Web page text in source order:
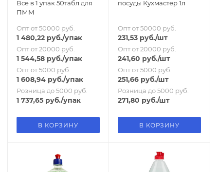
Все в 1 упак 50табл для
ПММ
Опт от 50000 руб.
1 480,22 руб./упак
Опт от 20000 руб.
1 544,58 руб./упак
Опт от 5000 руб.
1 608,94 руб./упак
Розница до 5000 руб.
1 737,65 руб./упак
В КОРЗИНУ
посуды Кухмастер 1л
Опт от 50000 руб.
231,53 руб./шт
Опт от 20000 руб.
241,60 руб./шт
Опт от 5000 руб.
251,66 руб./шт
Розница до 5000 руб.
271,80 руб./шт
В КОРЗИНУ